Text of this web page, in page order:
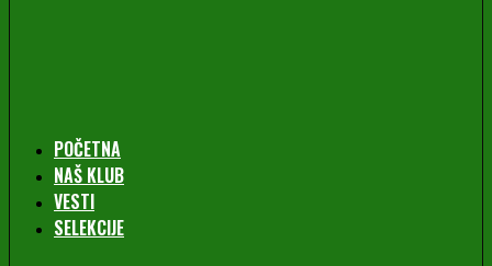
POČETNA
NAŠ KLUB
VESTI
SELEKCIJE